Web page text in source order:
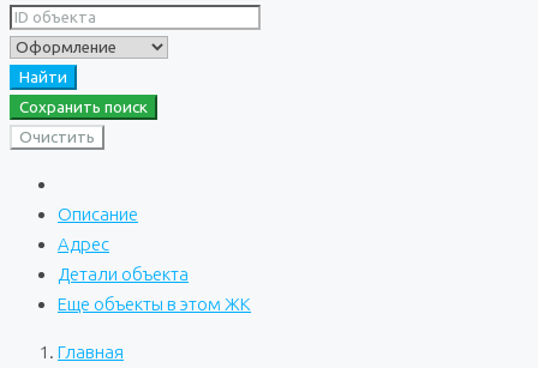
Найти
Сохранить поиск
Очистить
Описание
Адрес
Детали объекта
Еще объекты в этом ЖК
Главная